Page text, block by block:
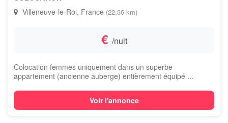
Villeneuve-le-Roi, France (22,36 km)
€ /nuit
Colocation femmes uniquement dans un superbe
appartement (ancienne auberge) entièrement équipé ...
Voir l'annonce